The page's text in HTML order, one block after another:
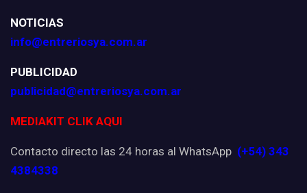
NOTICIAS
info@entreriosya.com.ar
PUBLICIDAD
publicidad@entreriosya.com.ar
MEDIAKIT CLIK AQUI
Contacto directo las 24 horas al WhatsApp (+54) 343
4384338